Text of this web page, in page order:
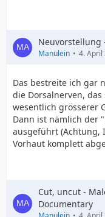
Neuvorstellung
Manulein 4. April
Das bestreite ich gar
die Dorsalnerven,
wesentlich grösserer
Dann ist nämlich der
ausgeführt (Achtung,
Vorhaut komplett
Cut, uncut -
Documentary